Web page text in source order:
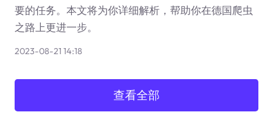
要的任务。本文将为你详细解析，帮助你在德国爬虫
之路上更进一步。
2023-08-21 14:18
查看全部